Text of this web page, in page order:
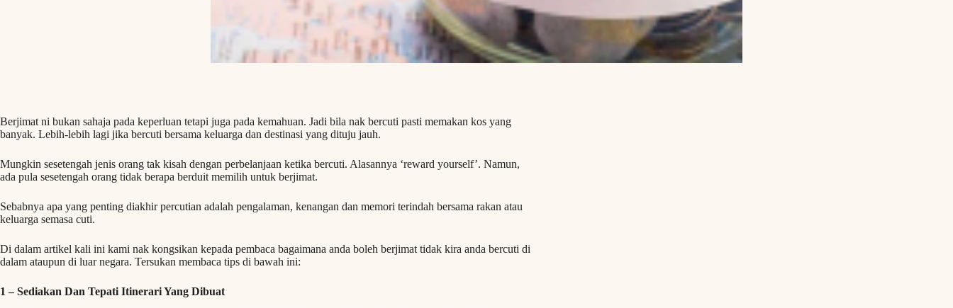
Berjimat ni bukan sahaja pada keperluan tetapi juga pada kemahuan. Jadi bila nak bercuti pasti memakan kos yang
banyak. Lebih-lebih lagi jika bercuti bersama keluarga dan destinasi yang dituju jauh.
Mungkin sesetengah jenis orang tak kisah dengan perbelanjaan ketika bercuti. Alasannya ‘reward yourself’. Namun,
ada pula sesetengah orang tidak berapa berduit memilih untuk berjimat.
Sebabnya apa yang penting diakhir percutian adalah pengalaman, kenangan dan memori terindah bersama rakan atau
keluarga semasa cuti.
Di dalam artikel kali ini kami nak kongsikan kepada pembaca bagaimana anda boleh berjimat tidak kira anda bercuti di
dalam ataupun di luar negara. Tersukan membaca tips di bawah ini:
1 – Sediakan Dan Tepati ItinerariYang Dibuat